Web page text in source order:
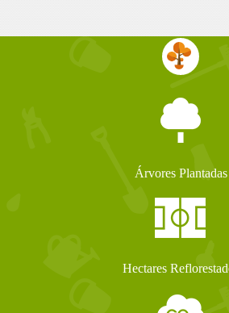
Árvores Plantadas
Hectares